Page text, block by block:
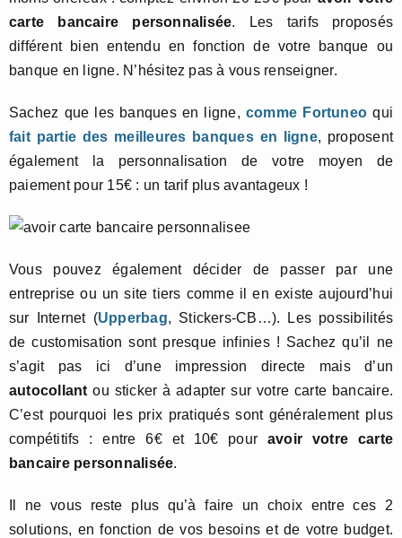
carte bancaire personnalisée. Les tarifs proposés
différent bien entendu en fonction de votre banque ou
banque en ligne. N’hésitez pas à vous renseigner.
Sachez que les banques en ligne, comme Fortuneo qui
fait partie des meilleures banques en ligne, proposent
également la personnalisation de votre moyen de
paiement pour 15€ : un tarif plus avantageux !
Vous pouvez également décider de passer par une
entreprise ou un site tiers comme il en existe aujourd’hui
sur Internet (Upperbag, Stickers-CB…). Les possibilités
de customisation sont presque infinies ! Sachez qu’il ne
s’agit pas ici d’une impression directe mais d’un
autocollant ou sticker à adapter sur votre carte bancaire.
C’est pourquoi les prix pratiqués sont généralement plus
compétitifs : entre 6€ et 10€ pour avoir votre carte
bancaire personnalisée.
Il ne vous reste plus qu’à faire un choix entre ces 2
solutions, en fonction de vos besoins et de votre budget.